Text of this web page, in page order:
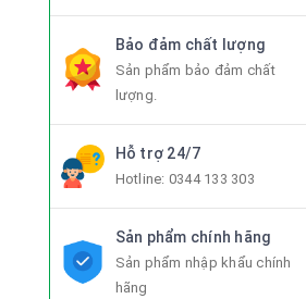
Bảo đảm chất lượng
Sản phẩm bảo đảm chất
lượng.
Hỗ trợ 24/7
Hotline: 0344 133 303
Sản phẩm chính hãng
Sản phẩm nhập khẩu chính
hãng